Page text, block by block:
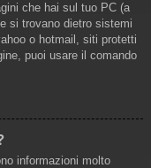
che hai sul tuo PC (a
si trovano dietro sistemi
o hotmail, siti protetti
puoi usare il comando
informazioni molto